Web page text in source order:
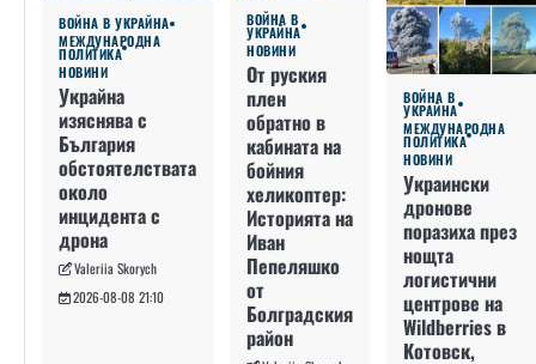
ВОЙНА В УКРАЙНА
МЕЖДУНАРОДНА
ПОЛИТИКА
НОВИНИ
Украйна
изяснява с
България
обстоятелствата
около
инцидента с
дрона
Valeriia Skorych
2026-08-08 21:10
ВОЙНА В
УКРАЙНА
НОВИНИ
От руския
плен
обратно в
кабината на
бойния
хеликоптер:
Историята на
Иван
Пепеляшко
от
Болградския
район
ВОЙНА В
УКРАЙНА
МЕЖДУНАРОДНА
ПОЛИТИКА
НОВИНИ
Украински
дронове
поразиха през
нощта
логистични
центрове на
Wildberries в
Котовск,